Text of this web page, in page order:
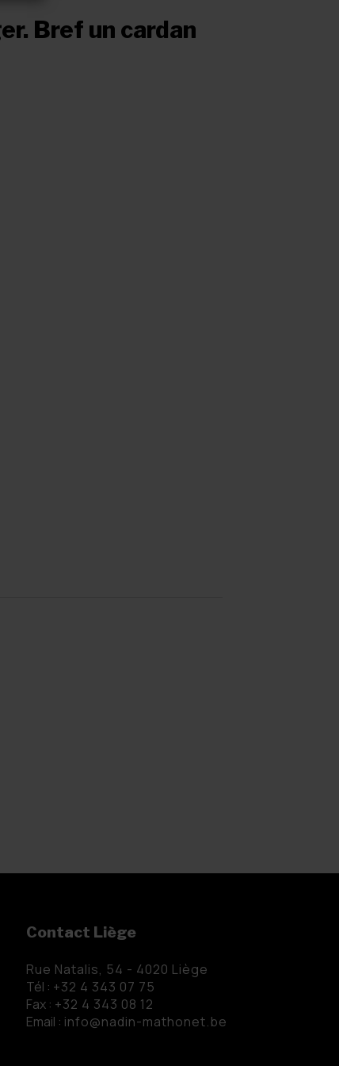
Bref un cardan
Contact Liège
Rue Natalis, 54 - 4020 Liège
Tél : +32 4 343 07 75
Fax : +32 4 343 08 12
Email : info@nadin-mathonet.be